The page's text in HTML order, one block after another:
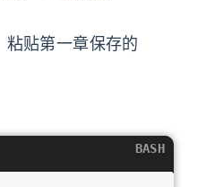
粘贴第一章保存的
BASH